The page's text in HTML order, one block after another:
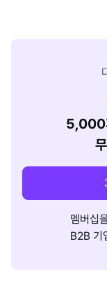
5,000
멤버십
B2B 기